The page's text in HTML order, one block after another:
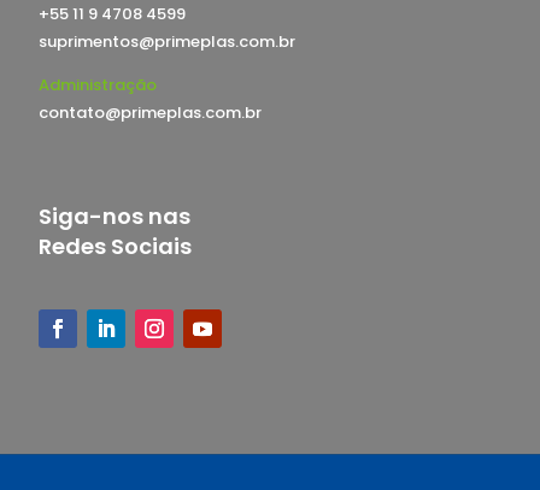
+55 11 9 4708 4599
suprimentos@primeplas.com.br
Administração
contato@primeplas.com.br
Siga-nos nas
Redes Sociais